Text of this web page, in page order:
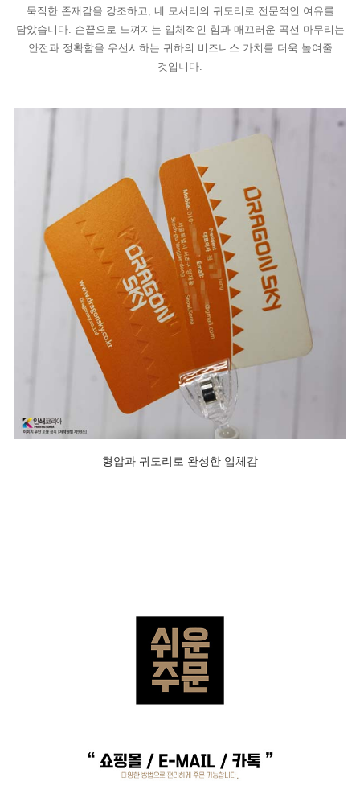
묵직한 존재감을 강조하고, 네 모서리의 귀도리로 전문적인 여유를
담았습니다. 손끝으로 느껴지는 입체적인 힘과 매끄러운 곡선 마무리는
안전과 정확함을 우선시하는 귀하의 비즈니스 가치를 더욱 높여줄
것입니다.
형압과 귀도리로 완성한 입체감